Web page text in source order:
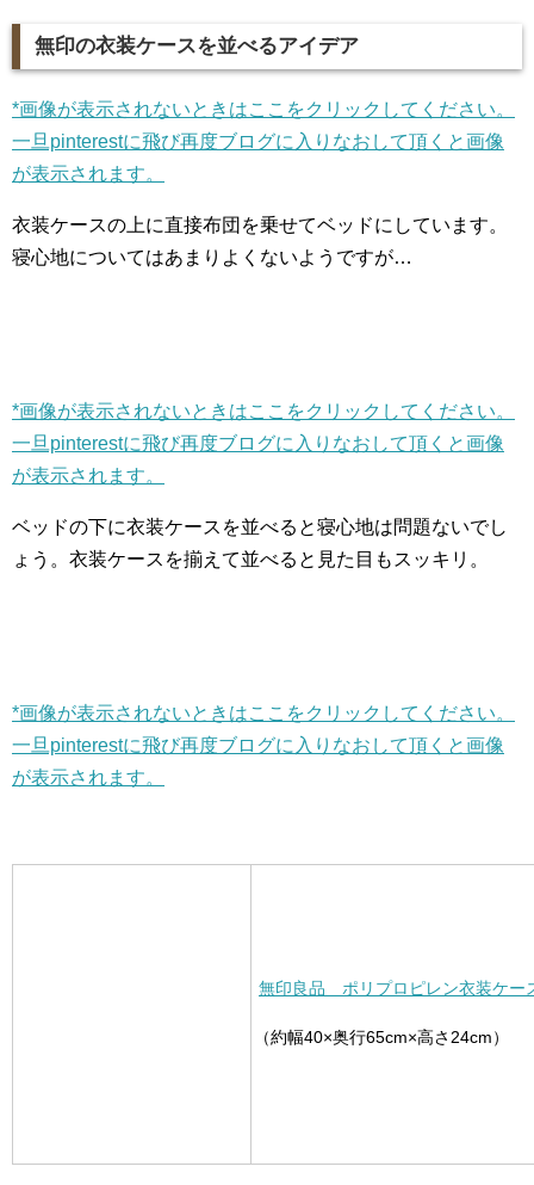
無印の衣装ケースを並べるアイデア
*画像が表示されないときはここをクリックしてください。
一旦pinterestに飛び再度ブログに入りなおして頂くと画像
が表示されます。
衣装ケースの上に直接布団を乗せてベッドにしています。
寝心地についてはあまりよくないようですが…
*画像が表示されないときはここをクリックしてください。
一旦pinterestに飛び再度ブログに入りなおして頂くと画像
が表示されます。
ベッドの下に衣装ケースを並べると寝心地は問題ないでし
ょう。衣装ケースを揃えて並べると見た目もスッキリ。
*画像が表示されないときはここをクリックしてください。
一旦pinterestに飛び再度ブログに入りなおして頂くと画像
が表示されます。
無印良品 ポリプロピレン衣装ケ
（約幅40×奥行65cm×高さ24cm）